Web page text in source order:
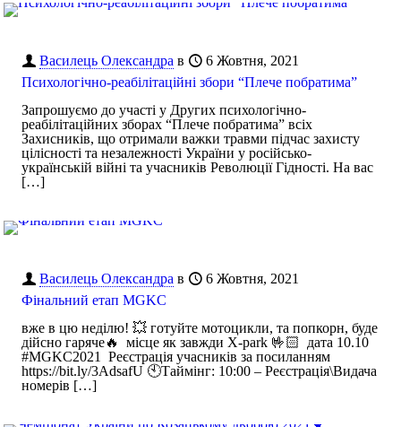
Василець Олександра в
6 Жовтня, 2021
Психологічно-реабілітаційні збори “Плече побратима”
Запрошуємо до участі у Других психологічно-
реабілітаційних зборах “Плече побратима” всіх
Захисників, що отримали важки травми підчас захисту
цілісності та незалежності України у російсько-
українській війні та учасників Революції Гідності. На вас
[…]
Василець Олександра в
6 Жовтня, 2021
Фінальний етап MGKC
вже в цю неділю! 💥 готуйте мотоцикли, та попкорн, буде
дійсно гаряче🔥 місце як завжди X-park 🤟🏻 дата 10.10
#MGKC2021 Реєстрація учасників за посиланням
https://bit.ly/3AdsafU 🕙Таймінг: 10:00 – Реєстрація\Видача
номерів […]